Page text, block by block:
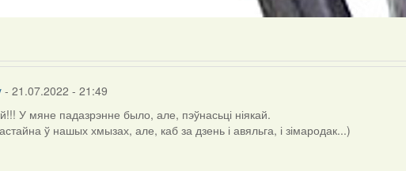
- 21.07.2022 - 21:49
У мяне падазрэнне было, але, пэўнасьці ніякай.
ў нашых хмызах, але, каб за дзень і авяльга, і зімародак...)